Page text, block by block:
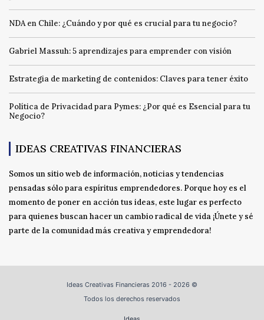
NDA en Chile: ¿Cuándo y por qué es crucial para tu negocio?
Gabriel Massuh: 5 aprendizajes para emprender con visión
Estrategia de marketing de contenidos: Claves para tener éxito
Política de Privacidad para Pymes: ¿Por qué es Esencial para tu
Negocio?
IDEAS CREATIVAS FINANCIERAS
Somos un sitio web de información, noticias y tendencias
pensadas sólo para espíritus emprendedores. Porque hoy es el
momento de poner en acción tus ideas, este lugar es perfecto
para quienes buscan hacer un cambio radical de vida ¡Únete y sé
parte de la comunidad más creativa y emprendedora!
Ideas Creativas Financieras 2016 - 2026 ©
Todos los derechos reservados